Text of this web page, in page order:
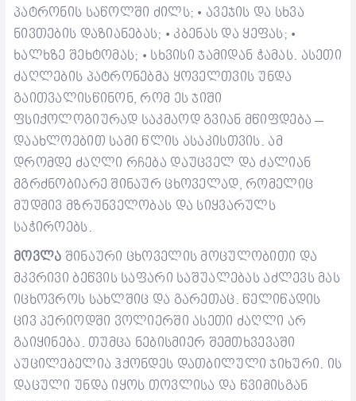
პატრონის საწოლში ძილს; • ავეჯის და სხვა
ნივთების დაზიანებას; • კბენას და ყეფას; •
ხალხზე შეხტომას; • სხვისი ჯამიდან ჭამას. ასეთი
ძაღლების პატრონებმა ყოველთვის უნდა
გაითვალისწინონ, რომ ეს ჯიში
ფსიქოლოგიურად საკმაოდ გვიან მწიფდება –
დაახლოებით სამი წლის ასაკისთვის. ამ
დრომდე ძაღლი რჩება დაუცველ და ძალიან
მგრძნობიარე შინაურ ცხოველად, რომელიც
მუდმივ მზრუნველობას და სიყვარულს
საჭიროებს.
მოვლა შინაური ცხოველის მოცულობითი და
მკვრივი ბეწვის საფარი საშუალებას აძლევს მას
იცხოვროს სახლშიც და გარეთაც. წელიწადის
ცივ პერიოდში ვოლიერში ასეთი ძაღლი არ
გაიყინება. თუმცა ნებისმიერ შემთხვევაში
აუცილებელია ჰქონდეს დათბილული ჯიხური. ის
დაცული უნდა იყოს თოვლისა და წვიმისგან